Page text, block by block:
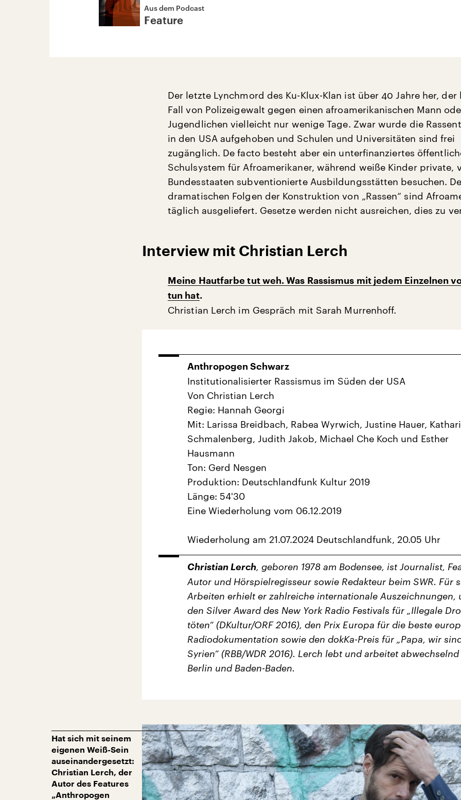
Aus dem Podcast
Feature
Der letzte Lynchmord des Ku-Klux-Klan ist über 40 Jahre her, der
Fall von Polizeigewalt gegen einen afroamerikanischen Mann
Jugendlichen vielleicht nur wenige Tage. Zwar wurde die
in den USA aufgehoben und Schulen und Universitäten sind frei
zugänglich. De facto besteht aber ein unterfinanziertes
Schulsystem für Afroamerikaner, während weiße Kinder private,
Bundesstaaten subventionierte Ausbildungsstätten besuchen.
dramatischen Folgen der Konstruktion von „Rassen“ sind
täglich ausgeliefert. Gesetze werden nicht ausreichen, dies zu
Interview mit Christian Lerch
Meine Hautfarbe tut weh. Was Rassismus mit jedem Einzelnen
tun hat.
Christian Lerch im Gespräch mit Sarah Murrenhoff.
Anthropogen Schwarz
Institutionalisierter Rassismus im Süden der USA
Von Christian Lerch
Regie: Hannah Georgi
Mit: Larissa Breidbach, Rabea Wyrwich, Justine Hauer,
Schmalenberg, Judith Jakob, Michael Che Koch und Esther
Hausmann
Ton: Gerd Nesgen
Produktion: Deutschlandfunk Kultur 2019
Länge: 54'30
Eine Wiederholung vom 06.12.2019
Wiederholung am 21.07.2024 Deutschlandfunk, 20.05 Uhr
Christian Lerch, geboren 1978 am Bodensee, ist Journalist,
Autor und Hörspielregisseur sowie Redakteur beim SWR. Für
Arbeiten erhielt er zahlreiche internationale Auszeichnungen,
den Silver Award des New York Radio Festivals für „Illegale
töten“ (DKultur/ORF 2016), den Prix Europa für die beste
Radiodokumentation sowie den dokKa-Preis für „Papa, wir
Syrien“ (RBB/WDR 2016). Lerch lebt und arbeitet
Berlin und Baden-Baden.
Hat sich mit seinem
eigenen Weiß-Sein
auseinandergesetzt:
Christian Lerch, der
Autor des Features
„Anthropogen